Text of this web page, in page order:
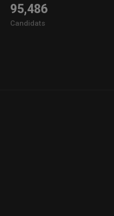
95,486
Candidats